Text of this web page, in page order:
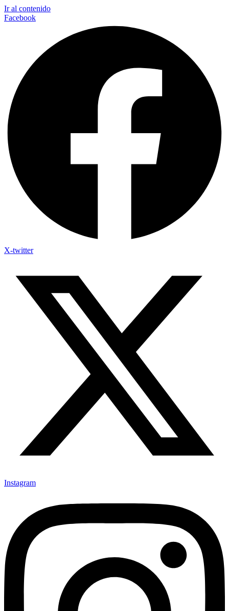
Ir al contenido
Facebook
X-twitter
Instagram